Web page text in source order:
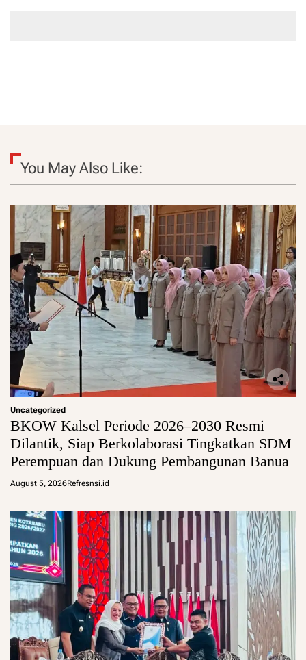
You May Also Like:
Uncategorized
BKOW Kalsel Periode 2026–2030 Resmi
Dilantik, Siap Berkolaborasi Tingkatkan SDM
Perempuan dan Dukung Pembangunan Banua
August 5, 2026Refresnsi.id